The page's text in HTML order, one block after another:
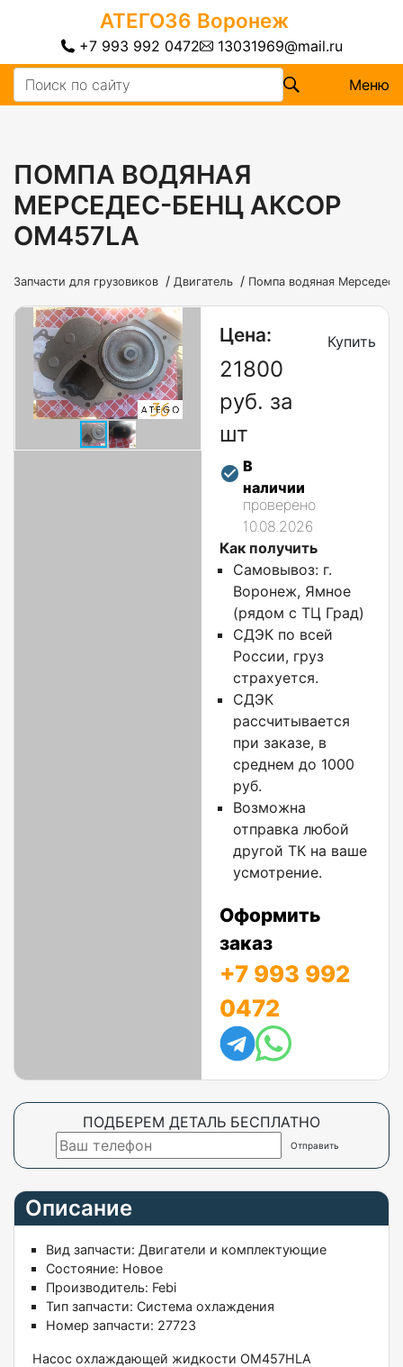
АТЕГО36 Воронеж
+7 993 992 0472 13031969@mail.ru
Меню
ПОМПА ВОДЯНАЯ
МЕРСЕДЕС-БЕНЦ АКСОР
OM457LA
Запчасти для грузовиков / Двигатель / Помпа водяная
Цена:
21800
руб. за
шт
В
наличии
проверено
10.08.2026
Купить
Как получить
Самовывоз: г.
Воронеж, Ямное
(рядом с ТЦ Град)
СДЭК по всей
России, груз
страхуется.
СДЭК
рассчитывается
при заказе, в
среднем до 1000
руб.
Возможна
отправка любой
другой ТК на ваше
усмотрение.
Оформить
заказ
+7 993 992
0472
ПОДБЕРЕМ ДЕТАЛЬ БЕСПЛАТНО
Описание
Вид запчасти: Двигатели и комплектующие
Состояние: Новое
Производитель: Febi
Тип запчасти: Система охлаждения
Номер запчасти: 27723
Hacoс oxлаждающей жидкости OМ457HLА